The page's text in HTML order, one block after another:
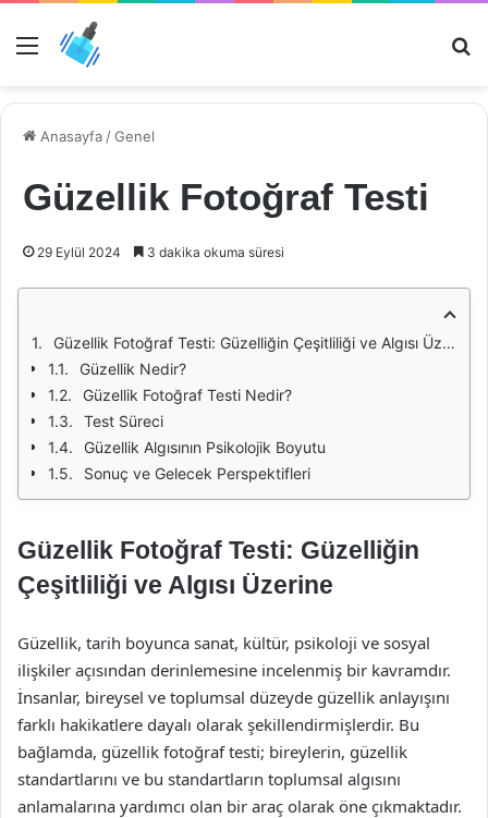
Menü
Anasayfa /Genel
Güzellik Fotoğraf Testi
29 Eylül 2024 3 dakika okuma süresi
Güzellik Fotoğraf Testi: Güzelliğin Çeşitliliği ve Algısı Üzerine
Güzellik Nedir?
Güzellik Fotoğraf Testi Nedir?
Test Süreci
Güzellik Algısının Psikolojik Boyutu
Sonuç ve Gelecek Perspektifleri
Güzellik Fotoğraf Testi: Güzelliğin
Çeşitliliği ve Algısı Üzerine
Güzellik, tarih boyunca sanat, kültür, psikoloji ve sosyal
ilişkiler açısından derinlemesine incelenmiş bir kavramdır.
İnsanlar, bireysel ve toplumsal düzeyde güzellik anlayışını
farklı hakikatlere dayalı olarak şekillendirmişlerdir. Bu
bağlamda, güzellik fotoğraf testi; bireylerin, güzellik
standartlarını ve bu standartların toplumsal algısını
anlamalarına yardımcı olan bir araç olarak öne çıkmaktadır.